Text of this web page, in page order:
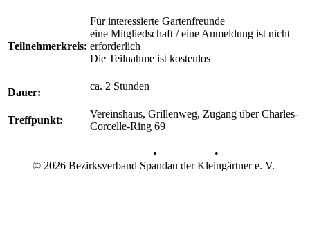
Teilnehmerkreis:
Für interessierte Gartenfreunde
eine Mitgliedschaft / eine Anmeldung ist nicht
erforderlich
Die Teilnahme ist kostenlos
Dauer:
ca. 2 Stunden
Treffpunkt:
Vereinshaus, Grillenweg, Zugang über Charles-
Corcelle-Ring 69
•
•
© 2026 Bezirksverband Spandau der Kleingärtner e. V.